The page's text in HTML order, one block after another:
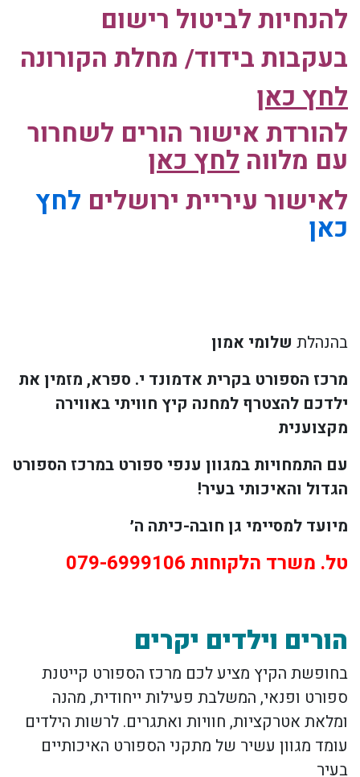
להנחיות לביטול רישום
בעקבות בידוד/ מחלת הקורונה
לחץ כאן
להורדת אישור הורים לשחרור
עם מלווה לחץכאן
לאישור עיריית ירושלים לחץ
כאן
בהנהלת שלומי אמון
מרכז הספורט בקרית אדמונד י. ספרא, מזמין את
ילדכם להצטרף למחנה קיץ חוויתי באווירה
מקצוענית
עם התמחויות במגוון ענפי ספורט במרכז הספורט
הגדול והאיכותי בעיר!
מיועד למסיימי גן חובה-כיתה ה׳
טל. משרד הלקוחות 079-6999106
הורים וילדים יקרים
בחופשת הקיץ מציע לכם מרכז הספורט קייטנת
ספורט ופנאי, המשלבת פעילות ייחודית, מהנה
ומלאת אטרקציות, חוויות ואתגרים. לרשות הילדים
עומד מגוון עשיר של מתקני הספורט האיכותיים
בעיר